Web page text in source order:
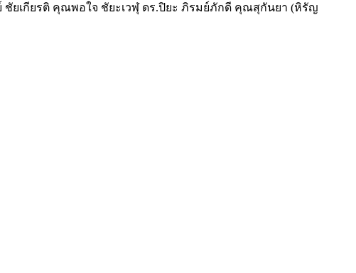
ยเกียรติ คุณพอใจ ชัยะเวฬุ ดร.ปิยะ ภิรมย์ภักดี คุณสุกันยา (หิรัญ